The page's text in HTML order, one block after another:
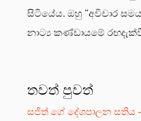
සිටියේය. ඔහු "අවිචාර
නාට්‍ය කණ්ඩායමේ
තවත් පුවත්
සජිත් ගේ දේශපාලන